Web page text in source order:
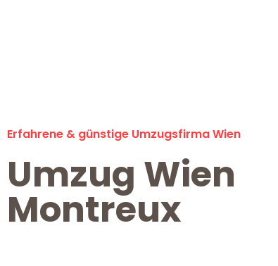
Erfahrene & günstige Umzugsfirma Wien
Umzug Wien
Montreux